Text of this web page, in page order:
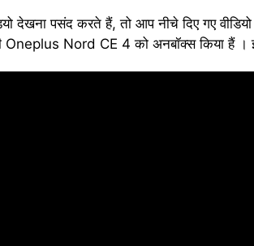
देखना पसंद करते हैं, तो आप नीचे दिए गए
Oneplus Nord CE 4 को अनबॉक्स किया हैं ।